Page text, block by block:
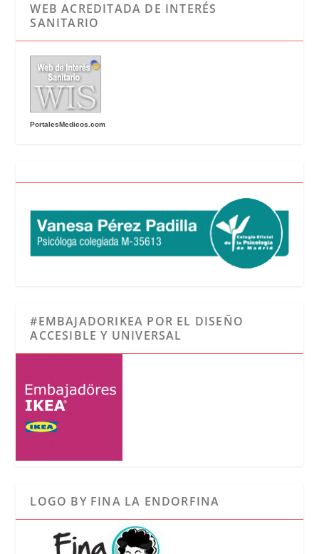
WEB ACREDITADA DE INTERÉS
SANITARIO
PortalesMedicos.com
#EMBAJADORIKEA POR EL DISEÑO
ACCESIBLE Y UNIVERSAL
LOGO BY FINA LA ENDORFINA